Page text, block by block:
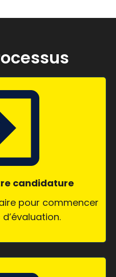
candidature
pour commencer